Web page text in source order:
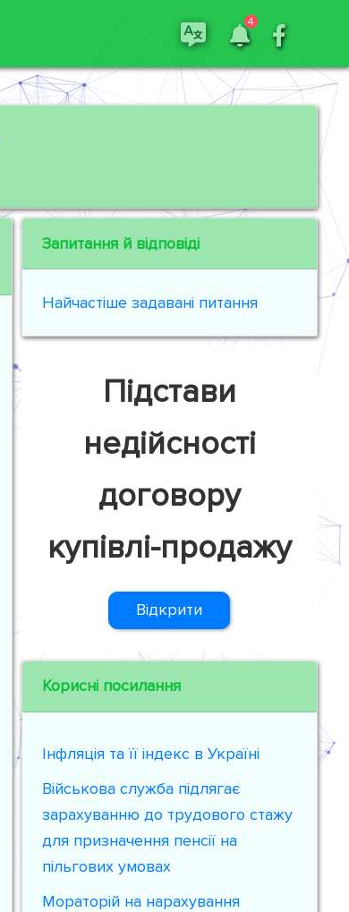
4
Запитання й відповіді
Найчастіше задавані питання
Підстави
недійсності
договору
купівлі-продажу
Відкрити
Корисні посилання
Інфляція та її індекс в Україні
Військова служба підлягає
зарахуванню до трудового стажу
для призначення пенсії на
пільгових умовах
Мораторій на нарахування